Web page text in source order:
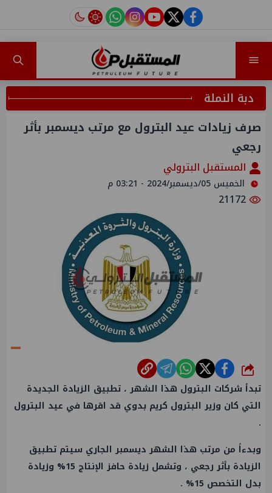
facebook
twitter
youtube
instagram
tiktok
دبة النملة
صرف زيادات عيد البترول مع مرتب ديسمبر بأثر
رجعي
المستقبل البترولي
الخميس 05/ديسمبر/2024 - 03:21 م
شارك
تبدأ شركات البترول هذا الشهر ، تطبيق الزيادة الجديدة
التي كان وزير البترول كريم بدوي قد اقرها في عيد البترول
.
وبدءاً من مرتب هذا الشهر ديسمبر الجاري سيتم تطبيق
الزيادة بأثر رجعي ، وتشمل زيادة حافز الإنتاج ‎%‎15 وزيادة
بدل التخصص ‎%‎15 .